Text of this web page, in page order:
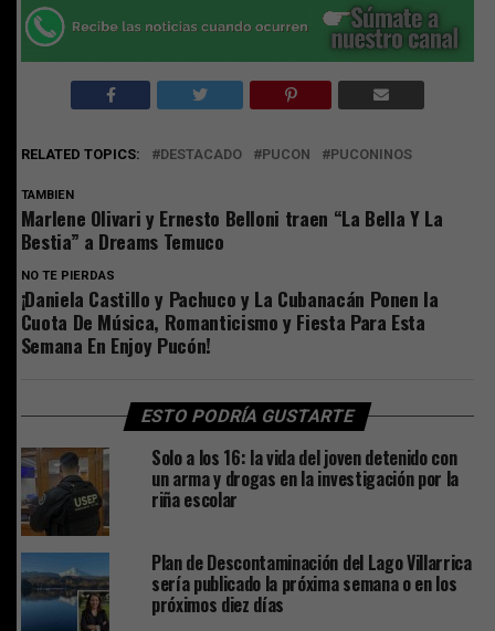
RELATED TOPICS: DESTACADO PUCON PUCONINOS
TAMBIEN
Marlene Olivari y Ernesto Belloni traen “La Bella Y La
Bestia” a Dreams Temuco
NO TE PIERDAS
¡Daniela Castillo y Pachuco y La Cubanacán Ponen la
Cuota De Música, Romanticismo y Fiesta Para Esta
Semana En Enjoy Pucón!
ESTO PODRÍA GUSTARTE
Solo a los 16: la vida del joven detenido con
un arma y drogas en la investigación por la
riña escolar
Plan de Descontaminación del Lago Villarrica
sería publicado la próxima semana o en los
próximos diez días